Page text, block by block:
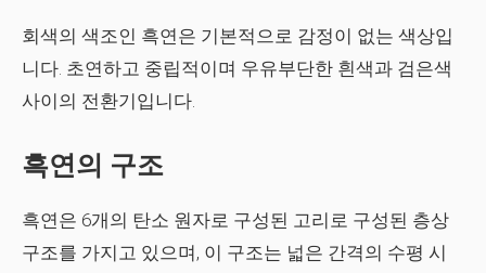
회색의 색조인 흑연은 기본적으로 감정이 없는 색상입
니다. 초연하고 중립적이며 우유부단한 흰색과 검은색
사이의 전환기입니다.
흑연의 구조
흑연은 6개의 탄소 원자로 구성된 고리로 구성된 층상
구조를 가지고 있으며, 이 구조는 넓은 간격의 수평 시